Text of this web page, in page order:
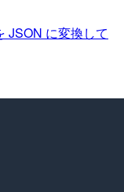
JSON に変換して